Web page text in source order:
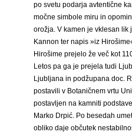
po svetu podarja avtentične
močne simbole miru in
orožja. V kamen je vklesan
Kannon ter napis »iz
Hirošime prejelo že več kot
Letos pa ga je prejela tudi
Ljubljana in podžupana doc.
postavili v Botaničnem vrtu
postavljen na kamniti
Marko Drpić. Po besedah
obliko daje občutek